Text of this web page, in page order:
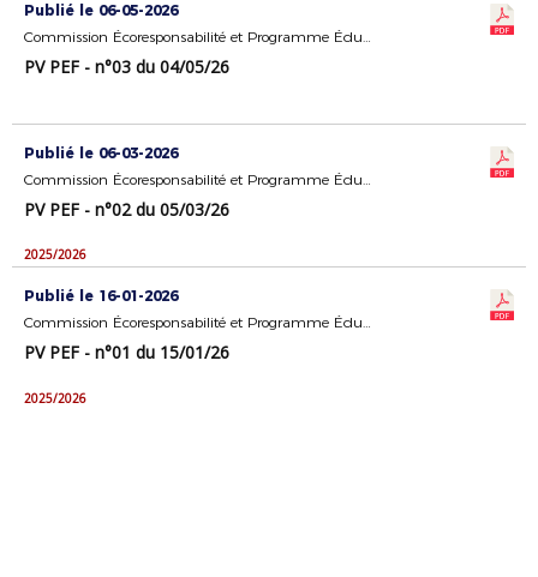
Publié le 06-05-2026
Commission Écoresponsabilité et Programme Éducatif Fédéral
PV PEF - n°03 du 04/05/26
Publié le 06-03-2026
Commission Écoresponsabilité et Programme Éducatif Fédéral
PV PEF - n°02 du 05/03/26
2025/2026
Publié le 16-01-2026
Commission Écoresponsabilité et Programme Éducatif Fédéral
PV PEF - n°01 du 15/01/26
2025/2026